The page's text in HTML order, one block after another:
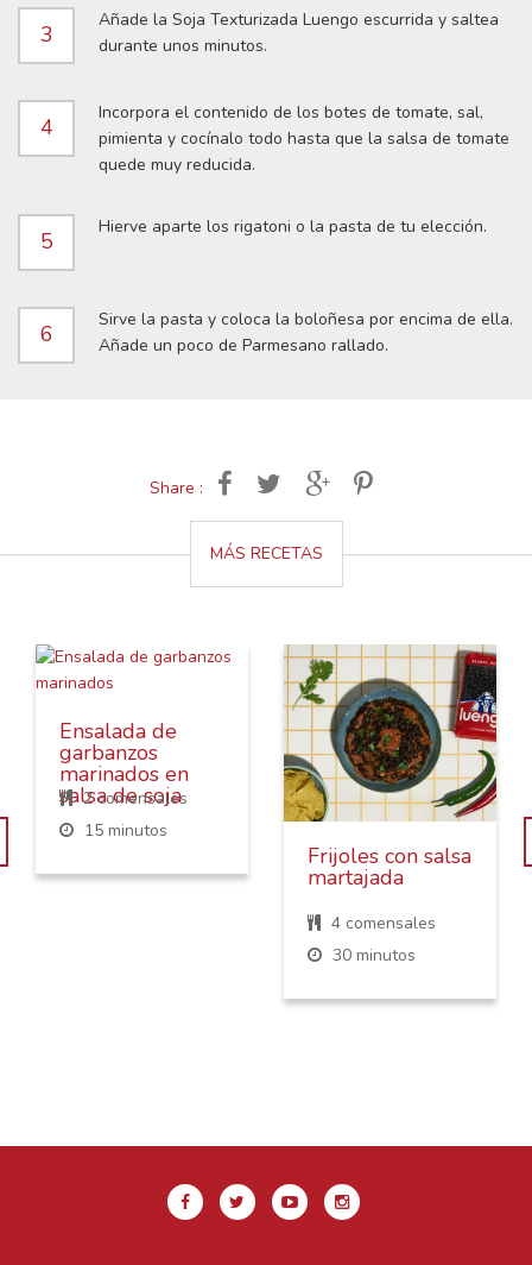
3
Añade la Soja Texturizada Luengo escurrida y saltea
durante unos minutos.
4
Incorpora el contenido de los botes de tomate, sal,
pimienta y cocínalo todo hasta que la salsa de tomate
quede muy reducida.
5
Hierve aparte los rigatoni o la pasta de tu elección.
6
Sirve la pasta y coloca la boloñesa por encima de ella.
Añade un poco de Parmesano rallado.
Share :
MÁS RECETAS
Ensalada de
garbanzos
marinados en
salsa de soja
2 comensales
15 minutos
Frijoles con salsa
martajada
4 comensales
30 minutos